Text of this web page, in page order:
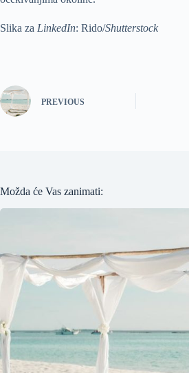
Slika za LinkedIn: Rido/Shutterstock
PREVIOUS
Možda će Vas zanimati: